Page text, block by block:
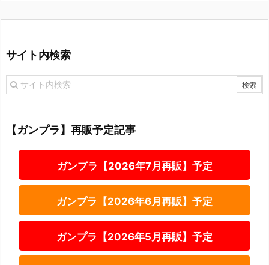
サイト内検索
【ガンプラ】再販予定記事
ガンプラ【2026年7月再販】予定
ガンプラ【2026年6月再販】予定
ガンプラ【2026年5月再販】予定